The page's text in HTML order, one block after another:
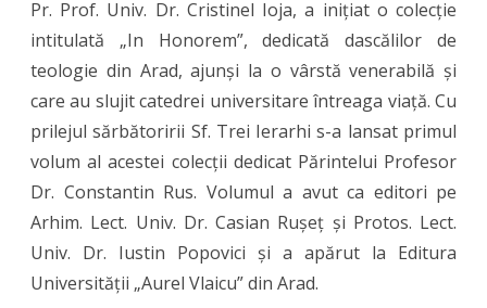
Pr. Prof. Univ. Dr. Cristinel Ioja, a inițiat o colecție
intitulată „In Honorem”, dedicată dascălilor de
teologie din Arad, ajunși la o vârstă venerabilă și
care au slujit catedrei universitare întreaga viață. Cu
prilejul sărbătoririi Sf. Trei Ierarhi s-a lansat primul
volum al acestei colecții dedicat Părintelui Profesor
Dr. Constantin Rus. Volumul a avut ca editori pe
Arhim. Lect. Univ. Dr. Casian Rușeț și Protos. Lect.
Univ. Dr. Iustin Popovici și a apărut la Editura
Universității „Aurel Vlaicu” din Arad.